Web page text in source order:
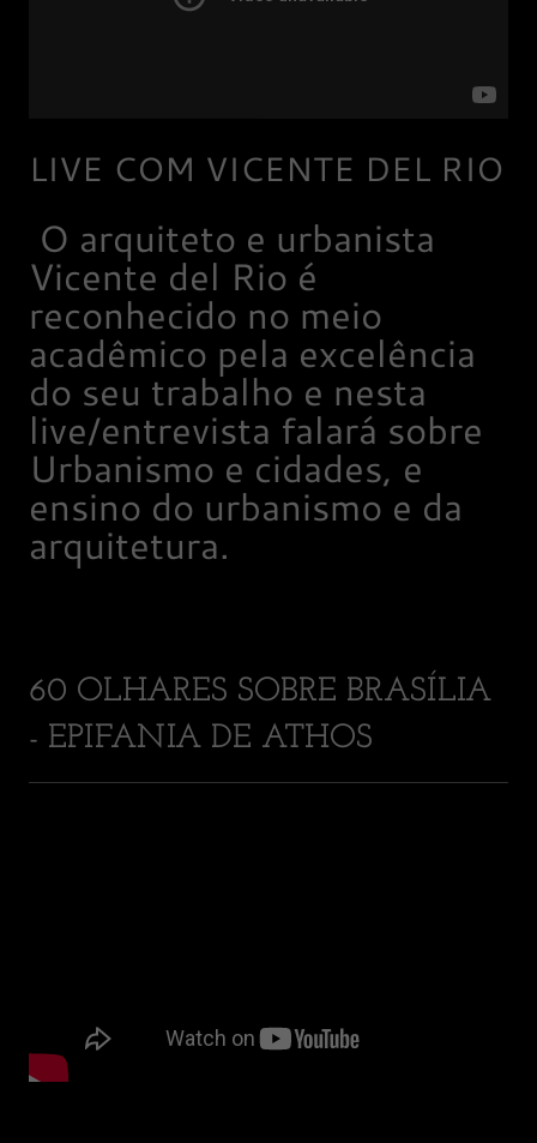
LIVE COM VICENTE DEL RIO
O arquiteto e urbanista
Vicente del Rio é
reconhecido no meio
acadêmico pela excelência
do seu trabalho e nesta
live/entrevista falará sobre
Urbanismo e cidades, e
ensino do urbanismo e da
arquitetura.
60 OLHARES SOBRE BRASÍLIA
- EPIFANIA DE ATHOS